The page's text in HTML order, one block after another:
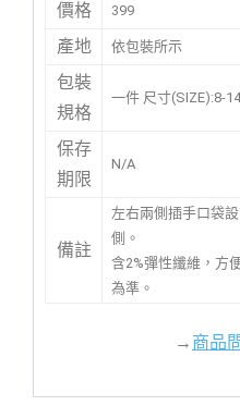
價格 399
產地 依包裝所示
包裝
規格
一件 尺寸(SIZE):8-14
保存
期限
N/A
備註
左右兩側插手口袋
側。
含2%彈性纖維，方
為準。
→商品